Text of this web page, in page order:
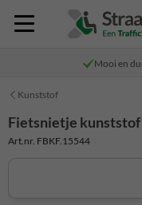
Mooi en
Kunststof
Fietsnietje kunststof
Art.nr. FBKF.15544